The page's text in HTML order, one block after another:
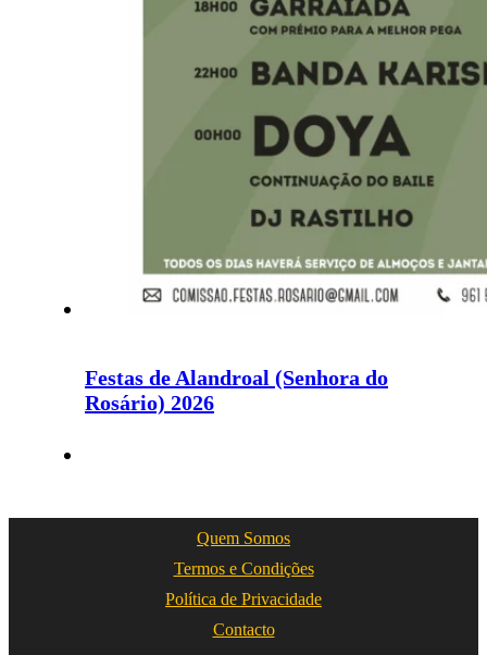
Festas de Alandroal (Senhora do
Rosário) 2026
Quem Somos
Termos e Condições
Política de Privacidade
Contacto